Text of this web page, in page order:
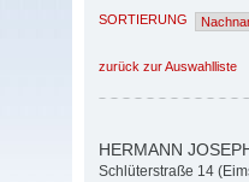
SORTIERUNG
zurück zur Auswahlliste
HERMANN
Schlüterstraße 14